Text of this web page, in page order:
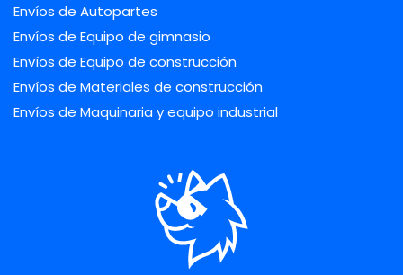
Envíos de Autopartes
Envíos de Equipo de gimnasio
Envíos de Equipo de construcción
Envíos de Materiales de construcción
Envíos de Maquinaria y equipo industrial